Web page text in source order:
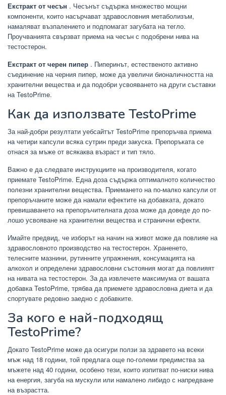
Екстракт от чесън . Чесънът съдържа множество мощни
компоненти, които насърчават здравословния метаболизъм,
намаляват възпалението и подпомагат загубата на тегло.
Проучванията свързват приема на чесън с подобрени нива на
тестостерон.
Екстракт от черен пипер . Пиперинът, естественото активно
съединение на черния пипер, може да увеличи бионаличността на
хранителни вещества и да подобри усвояването на други съставки
на TestoPrime.
Как да използвате TestoPrime
За най-добри резултати уебсайтът TestoPrime препоръчва приема
на четири капсули всяка сутрин преди закуска. Препоръката се
отнася за мъже от всякаква възраст и тип тяло.
Важно е да следвате инструкциите на производителя, когато
приемате TestoPrime. Една доза съдържа оптималното количество
полезни хранителни вещества. Приемането на по-малко капсули от
препоръчаните може да намали ефектите на добавката, докато
превишаването на препоръчителната доза може да доведе до по-
лошо усвояване на хранителни вещества и странични ефекти.
Имайте предвид, че изборът на начин на живот може да повлияе на
здравословното производство на тестостерон. Храненето,
телесните мазнини, рутинните упражнения, консумацията на
алкохол и определени здравословни състояния могат да повлияят
на нивата на тестостерон. За да извлечете максимума от вашата
добавка TestoPrime, трябва да приемете здравословна диета и да
спортувате редовно заедно с добавките.
За кого е най-подходящ
TestoPrime?
Докато TestoPrime може да осигури ползи за здравето на всеки
мъж над 18 години, той предлага още по-големи предимства за
мъжете над 40 години, особено тези, които изпитват по-ниски нива
на енергия, загуба на мускули или намалено либидо с напредване
на възрастта.